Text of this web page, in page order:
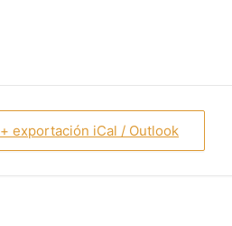
+ exportación iCal / Outlook